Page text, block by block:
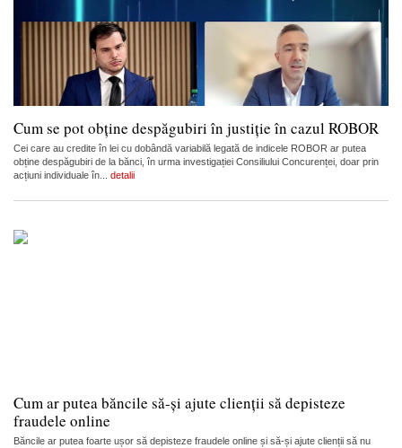
Cum se pot obține despăgubiri în justiție în cazul ROBOR
Cei care au credite în lei cu dobândă variabilă legată de indicele ROBOR ar putea
obține despăgubiri de la bănci, în urma investigației Consiliului Concurenței, doar prin
acțiuni individuale în... detalii
Cum ar putea băncile să-și ajute clienții să depisteze
fraudele online
Băncile ar putea foarte ușor să depisteze fraudele online și să-și ajute clienții să nu